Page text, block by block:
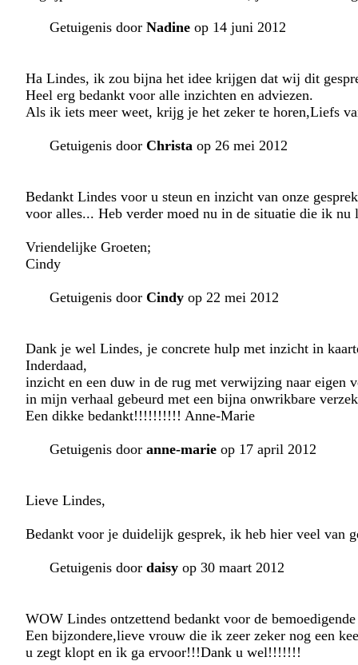
Getuigenis door Nadine op 14 juni 2012
Ha Lindes, ik zou bijna het idee krijgen dat wij dit
Heel erg bedankt voor alle inzichten en adviezen.
Als ik iets meer weet, krijg je het zeker te horen,Liefs
Getuigenis door Christa op 26 mei 2012
Bedankt Lindes voor u steun en inzicht van onze
voor alles... Heb verder moed nu in de situatie die ik nu
Vriendelijke Groeten;
Cindy
Getuigenis door Cindy op 22 mei 2012
Dank je wel Lindes, je concrete hulp met inzicht in
Inderdaad,
inzicht en een duw in de rug met verwijzing naar eigen
in mijn verhaal gebeurd met een bijna onwrikbare
Een dikke bedankt!!!!!!!!!! Anne-Marie
Getuigenis door anne-marie op 17 april 2012
Lieve Lindes,
Bedankt voor je duidelijk gesprek, ik heb hier veel van
Getuigenis door daisy op 30 maart 2012
WOW Lindes ontzettend bedankt voor de
Een bijzondere,lieve vrouw die ik zeer zeker nog een
u zegt klopt en ik ga ervoor!!!Dank u wel!!!!!!!